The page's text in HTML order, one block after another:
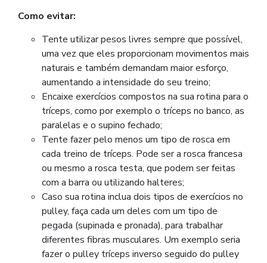
Como evitar:
Tente utilizar pesos livres sempre que possível,
uma vez que eles proporcionam movimentos mais
naturais e também demandam maior esforço,
aumentando a intensidade do seu treino;
Encaixe exercícios compostos na sua rotina para o
tríceps, como por exemplo o tríceps no banco, as
paralelas e o supino fechado;
Tente fazer pelo menos um tipo de rosca em
cada treino de tríceps. Pode ser a rosca francesa
ou mesmo a rosca testa, que podem ser feitas
com a barra ou utilizando halteres;
Caso sua rotina inclua dois tipos de exercícios no
pulley, faça cada um deles com um tipo de
pegada (supinada e pronada), para trabalhar
diferentes fibras musculares. Um exemplo seria
fazer o pulley tríceps inverso seguido do pulley